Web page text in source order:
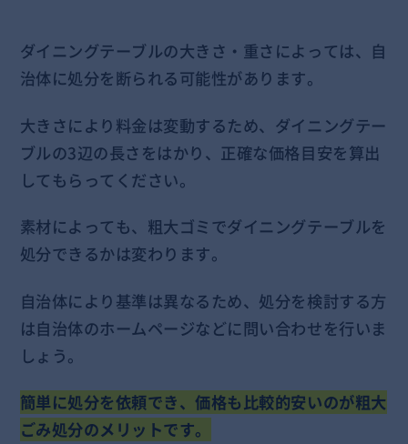
ダイニングテーブルの大きさ・重さによっては、自
治体に処分を断られる可能性があります。
大きさにより料金は変動するため、ダイニングテー
ブルの3辺の長さをはかり、正確な価格目安を算出
してもらってください。
素材によっても、粗大ゴミでダイニングテーブルを
処分できるかは変わります。
自治体により基準は異なるため、処分を検討する方
は自治体のホームページなどに問い合わせを行いま
しょう。
簡単に処分を依頼でき、価格も比較的安いのが粗大
ごみ処分のメリットです。